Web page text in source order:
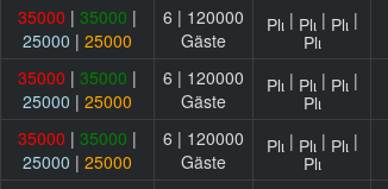
35000 | 35000 |
25000 | 25000
6 | 120000
Gäste
| | |
35000 | 35000 |
25000 | 25000
6 | 120000
Gäste
| | |
35000 | 35000 |
25000 | 25000
6 | 120000
Gäste
| | |